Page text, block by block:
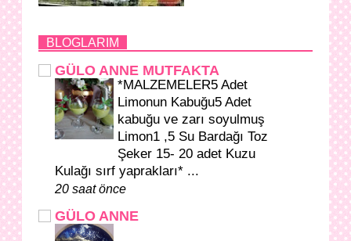
BLOGLARIM
GÜLO ANNE MUTFAKTA
*MALZEMELER5 Adet
Limonun Kabuğu5 Adet
kabuğu ve zarı soyulmuş
Limon1 ,5 Su Bardağı Toz
Şeker 15- 20 adet Kuzu
Kulağı sırf yaprakları* ...
20 saat önce
GÜLO ANNE